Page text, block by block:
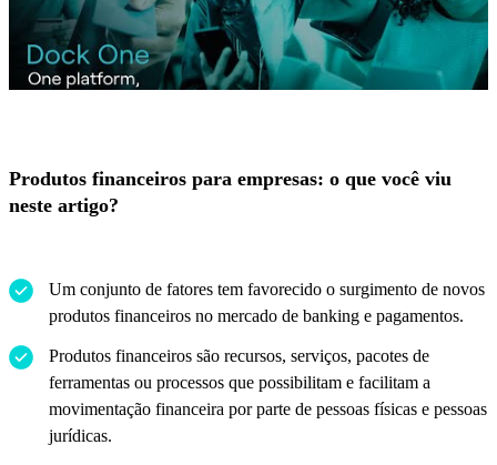
Produtos financeiros para empresas: o que você viu
neste artigo?
Um conjunto de fatores tem favorecido o surgimento de novos
produtos financeiros no mercado de banking e pagamentos.
Produtos financeiros são recursos, serviços, pacotes de
ferramentas ou processos que possibilitam e facilitam a
movimentação financeira por parte de pessoas físicas e pessoas
jurídicas.